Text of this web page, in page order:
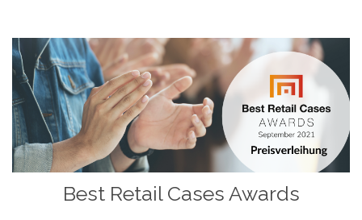
Best Retail Cases Awards